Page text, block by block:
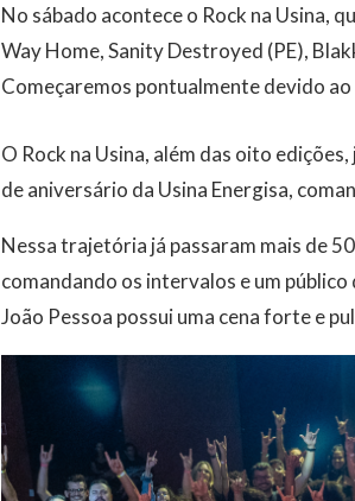
No sábado acontece o Rock na Usina,
Way Home, Sanity Destroyed (PE),
Começaremos pontualmente devido
O Rock na Usina, além das oito
de aniversário da Usina Energisa,
Nessa trajetória já passaram mais de
comandando os intervalos e um público
João Pessoa possui uma cena forte e